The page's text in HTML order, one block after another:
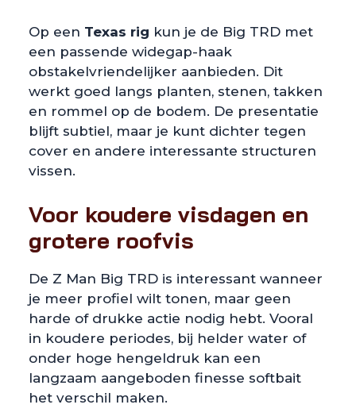
Op een Texas rig kun je de Big TRD met
een passende widegap-haak
obstakelvriendelijker aanbieden. Dit
werkt goed langs planten, stenen, takken
en rommel op de bodem. De presentatie
blijft subtiel, maar je kunt dichter tegen
cover en andere interessante structuren
vissen.
Voor koudere visdagen en
grotere roofvis
De Z Man Big TRD is interessant wanneer
je meer profiel wilt tonen, maar geen
harde of drukke actie nodig hebt. Vooral
in koudere periodes, bij helder water of
onder hoge hengeldruk kan een
langzaam aangeboden finesse softbait
het verschil maken.